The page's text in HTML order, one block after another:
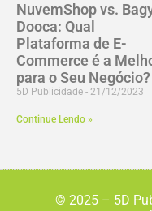
NuvemShop vs.
Dooca: Qual
Plataforma de E-
Commerce é a
para o Seu Negócio?
5D Publicidade 21/12/2023
Continue Lendo »
© 2025 – 5D